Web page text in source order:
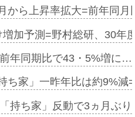
から上昇率拡大=前年同
増加予測=野村総研、30年
年同期比で43・5%増に…
ち家」一昨年比は約9%
持ち家」反動で3ヵ月ぶ